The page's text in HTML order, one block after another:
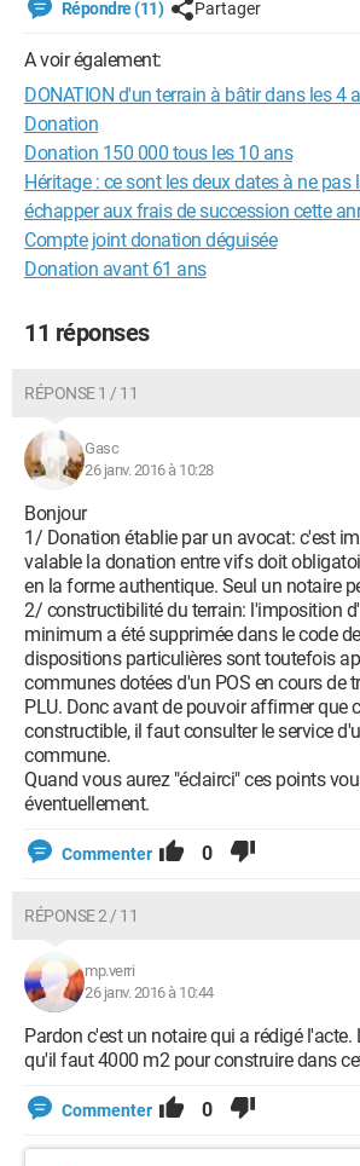
Répondre (11) Partager
A voir également:
DONATION d'un terrain à bâtir dans les 4
Donation
Donation 150 000 tous les 10 ans
Héritage : ce sont les deux dates à ne pas
échapper aux frais de succession cette
Compte joint donation déguisée
Donation avant 61 ans
11 réponses
RÉPONSE 1 / 11
Gasc
26 janv. 2016 à 10:28
Bonjour
1/ Donation établie par un avocat: c'est
valable la donation entre vifs doit
en la forme authentique. Seul un notaire
2/ constructibilité du terrain: l'imposition
minimum a été supprimée dans le code
dispositions particulières sont toutefois
communes dotées d'un POS en cours de
PLU. Donc avant de pouvoir affirmer que
constructible, il faut consulter le service
commune.
Quand vous aurez "éclairci" ces points
éventuellement.
Commenter 0
RÉPONSE 2 / 11
mp.verri
26 janv. 2016 à 10:44
Pardon c'est un notaire qui a rédigé l'acte.
qu'il faut 4000 m2 pour construire dans
Commenter 0